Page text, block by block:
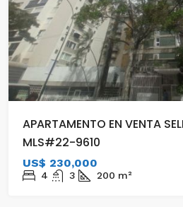
APARTAMENTO EN VENTA
MLS#22-9610
US$ 230,000
4 3 200 m²